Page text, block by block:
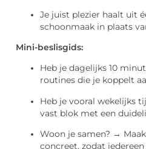
Je juist plezier haalt uit
schoonmaak in plaats
Mini-beslisgids:
Heb je dagelijks 10
routines die je koppelt
Heb je vooral wekelijks
vast blok met een
Woon je samen? →
concreet, zodat